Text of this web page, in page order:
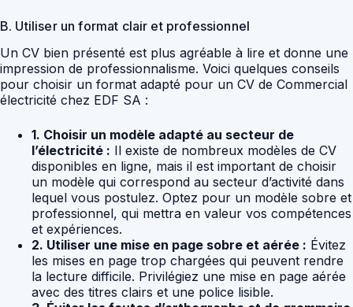
B. Utiliser un format clair et professionnel
Un CV bien présenté est plus agréable à lire et donne une
impression de professionnalisme. Voici quelques conseils
pour choisir un format adapté pour un CV de Commercial
électricité chez EDF SA :
1. Choisir un modèle adapté au secteur de
l’électricité : Il existe de nombreux modèles de CV
disponibles en ligne, mais il est important de choisir
un modèle qui correspond au secteur d’activité dans
lequel vous postulez. Optez pour un modèle sobre et
professionnel, qui mettra en valeur vos compétences
et expériences.
2. Utiliser une mise en page sobre et aérée : Évitez
les mises en page trop chargées qui peuvent rendre
la lecture difficile. Privilégiez une mise en page aérée
avec des titres clairs et une police lisible.